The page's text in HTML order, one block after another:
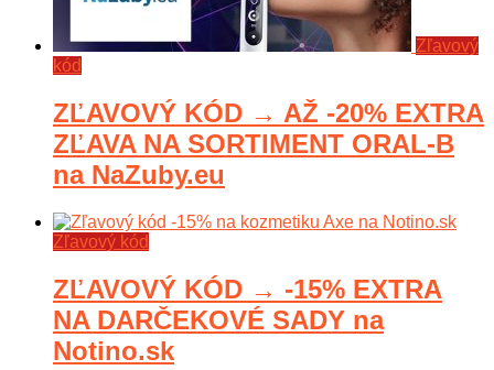
Zľavový
kód
ZĽAVOVÝ KÓD → AŽ -20% EXTRA
ZĽAVA NA SORTIMENT ORAL-B
na NaZuby.eu
Zľavový kód
ZĽAVOVÝ KÓD → -15% EXTRA
NA DARČEKOVÉ SADY na
Notino.sk